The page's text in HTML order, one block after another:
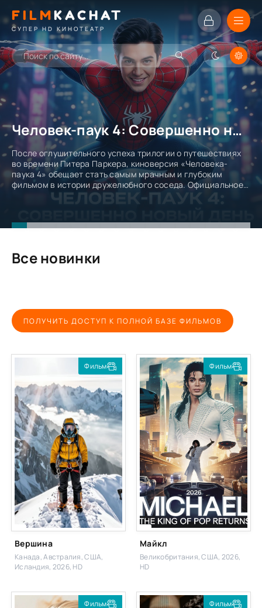
FILMKACHAT
СУПЕР HD КИНОТЕАТР
Человек-паук 4: Совершенно новый день
После оглушительного успеха трилогии о путешествиях
во времени Питера Паркера, киноверсия «Человека-
паука 4» обещает стать самым мрачным и глубоким
фильмом в истории дружелюбного соседа. Официальное
название картины — Spider-Man: Brand New Day
Все новинки
ПОЛУЧИТЬ ДОСТУП К ПОЛНОЙ БАЗЕ ФИЛЬМОВ
Фильм
Вершина
Канада, Австралия, США,
Исландия, 2026, HD
Фильм
Майкл
Великобритания, США, 2026,
HD
Фильм Фильм